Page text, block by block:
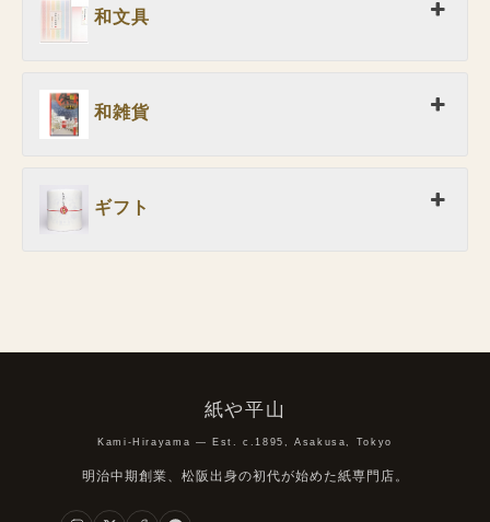
和文具
和雑貨
ギフト
紙や平山
Kami-Hirayama — Est. c.1895, Asakusa, Tokyo
明治中期創業、松阪出身の初代が始めた紙専門店。